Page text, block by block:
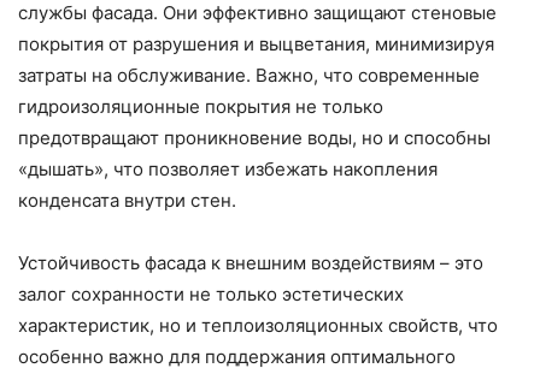
службы фасада. Они эффективно защищают стеновые
покрытия от разрушения и выцветания, минимизируя
затраты на обслуживание. Важно, что современные
гидроизоляционные покрытия не только
предотвращают проникновение воды, но и способны
«дышать», что позволяет избежать накопления
конденсата внутри стен.
Устойчивость фасада к внешним воздействиям – это
залог сохранности не только эстетических
характеристик, но и теплоизоляционных свойств, что
особенно важно для поддержания оптимального